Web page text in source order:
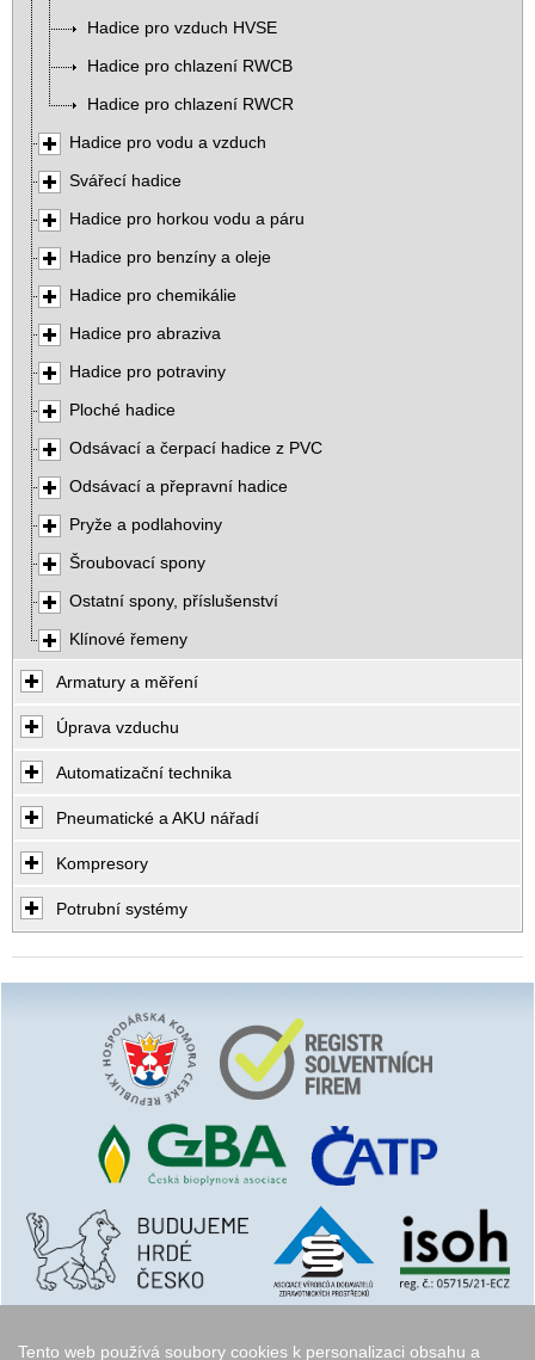
Tento web používá soubory cookies k personalizaci obsahu a
Hadice pro vzduch HVSE
Hadice pro chlazení RWCB
Hadice pro chlazení RWCR
Hadice pro vodu a vzduch
Svářecí hadice
Hadice pro horkou vodu a páru
Hadice pro benzíny a oleje
Hadice pro chemikálie
Hadice pro abraziva
Hadice pro potraviny
Ploché hadice
Odsávací a čerpací hadice z PVC
Odsávací a přepravní hadice
Pryže a podlahoviny
Šroubovací spony
Ostatní spony, příslušenství
Klínové řemeny
Armatury a měření
Úprava vzduchu
Automatizační technika
Pneumatické a AKU nářadí
Kompresory
Potrubní systémy